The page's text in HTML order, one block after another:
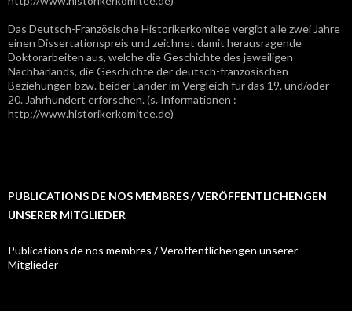
Das Deutsch-Französische Historikerkomitee vergibt alle zwei Jahre
einen Dissertationspreis und zeichnet damit herausragende
Doktorarbeiten aus, welche die Geschichte des jeweiligen
Nachbarlands, die Geschichte der deutsch-französischen
Beziehungen bzw. beider Länder im Vergleich für das 19. und/oder
20. Jahrhundert erforschen. (s. Informationen :
http://www.historikerkomitee.de)
PUBLICATIONS DE NOS MEMBRES / VERÖFFENTLICHENGEN
UNSERER MITGLIEDER
Publications de nos membres / Veröffentlichengen unserer
Mitglieder